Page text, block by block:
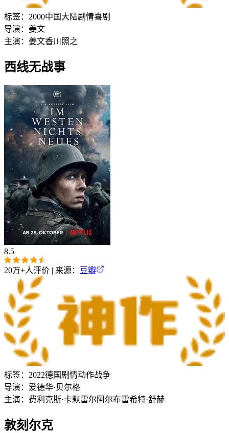
标签： 2000中国大陆剧情喜剧
导演： 姜文
主演： 姜文香川照之
西线无战事
8.5
20万+人评价 | 来源： 豆瓣
标签： 2022德国 剧情动作战争
导演： 爱德华·贝尔格
主演： 费利克斯·卡默雷尔 阿尔布雷希特·舒赫
敦刻尔克